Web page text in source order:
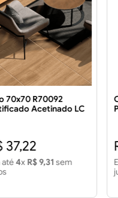
70x70 R70092
Acetinado LC
LC 3.43 m2
37,22
até4x R$ 9,31 sem